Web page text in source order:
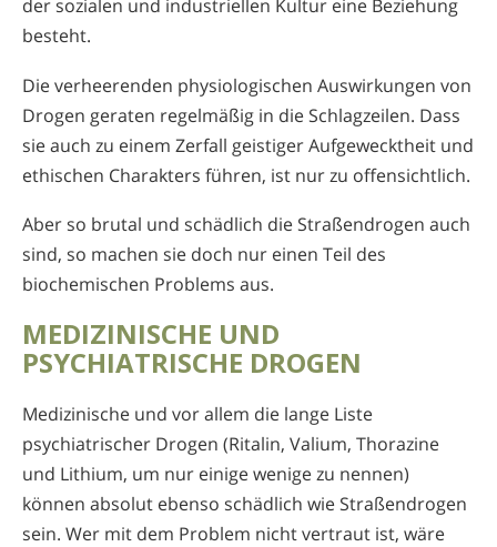
der sozialen und industriellen Kultur eine Beziehung
besteht.
Die verheerenden physiologischen Auswirkungen von
Drogen geraten regelmäßig in die Schlagzeilen. Dass
sie auch zu einem Zerfall geistiger Aufgewecktheit und
ethischen Charakters führen, ist nur zu offensichtlich.
Aber so brutal und schädlich die Straßendrogen auch
sind, so machen sie doch nur einen Teil des
biochemischen Problems aus.
MEDIZINISCHE UND
PSYCHIATRISCHE DROGEN
Medizinische und vor allem die lange Liste
psychiatrischer Drogen (Ritalin, Valium, Thorazine
und Lithium, um nur einige wenige zu nennen)
können absolut ebenso schädlich wie Straßendrogen
sein. Wer mit dem Problem nicht vertraut ist, wäre